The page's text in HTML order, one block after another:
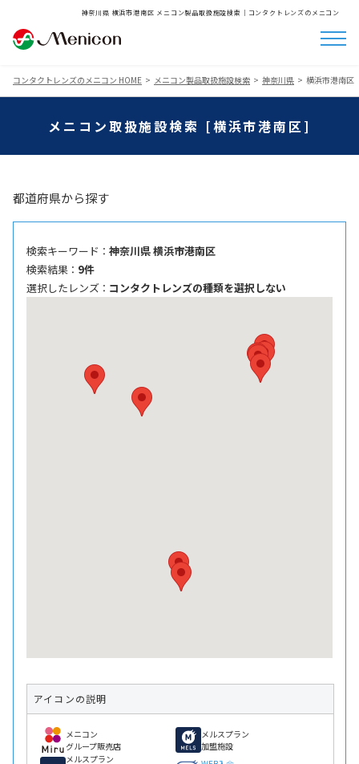
神奈川県 横浜市港南区 メニコン製品取扱施設検索│コンタクトレンズのメニコン
コンタクトレンズのメニコン HOME メニコン製品取扱施設検索 神奈川県 横浜市港南区
メニコン取扱施設検索 [横浜市港南区]
都道府県から探す
検索キーワード ： 神奈川県 横浜市港南区
検索結果 ： 9件
選択したレンズ ： コンタクトレンズの種類を選択しない
アイコンの説明
メニコン
グループ販売店
メルスプラン
加盟施設
メルスプラン